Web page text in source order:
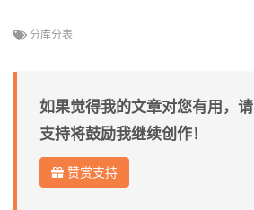
分库分表
如果觉得我的文章对您有用，
支持将鼓励我继续创作！
赞赏支持